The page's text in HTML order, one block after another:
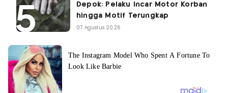
Depok: Pelaku Incar Motor Korban
hingga Motif Terungkap
07 Agustus 2026